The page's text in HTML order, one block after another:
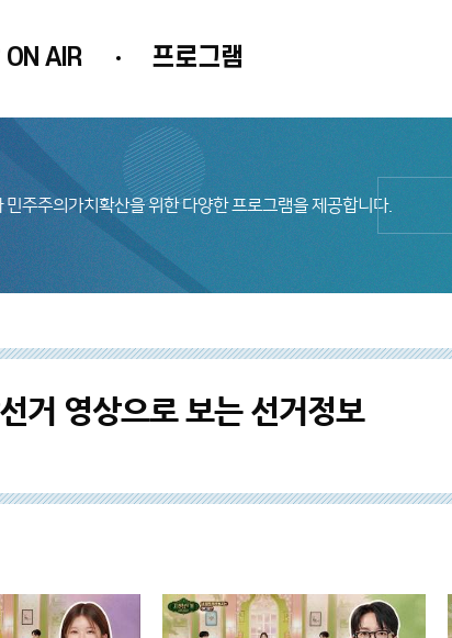
AIR 프로그램
주주의가치확산을 위한 다양한 프로그램을 제공합니다.
거 영상으로 보는 선거정보